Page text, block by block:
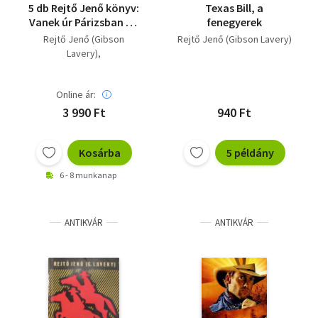
5 db Rejtő Jenő könyv:
Vanek úr Párizsban - A
Sárga Garnizon - A
megkerült cirkáló - A
elsikkasztott
pénztáros
Rejtő Jenő (Gibson
Lavery)
Online ár:
3 990 Ft
Kosárba
6 - 8 munkanap
Texas Bill, a
fenegyerek
Rejtő Jenő (Gibson Lavery)
940 Ft
5 példány
ANTIKVÁR ANTIKVÁR